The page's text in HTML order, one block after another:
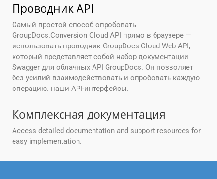
Проводник API
Самый простой способ опробовать
GroupDocs.Conversion Cloud API прямо в браузере —
использовать проводник GroupDocs Cloud Web API,
который представляет собой набор документации
Swagger для облачных API GroupDocs. Он позволяет
без усилий взаимодействовать и опробовать каждую
операцию. наши API-интерфейсы.
Комплексная документация
Access detailed documentation and support resources for
easy implementation.